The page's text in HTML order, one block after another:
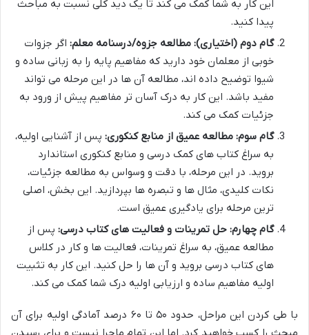
این کار به شما کمک می کند تا یک دید کلی نسبت به مباحث
پیدا کنید.
گام دوم (اختیاری): مطالعه جزوه/درسنامه معلم: اگر جزوات
خوبی از معلمان خود دارید که مفاهیم پایه را به زبانی ساده و
شیوا توضیح داده اند، مطالعه آن ها در این مرحله می تواند
مفید باشد. این کار به درک آسان تر مفاهیم پیش از ورود به
جزئیات کمک می کند.
گام سوم: مطالعه عمیق از منابع کنکوری: پس از آشنایی اولیه،
به سراغ کتاب های کمک درسی و منابع کنکوری استاندارد
بروید. در این مرحله، با دقت و وسواس به مطالعه جزئیات،
نکات کلیدی، مثال ها و تبصره ها بپردازید. این بخش، اصلی
ترین مرحله برای یادگیری عمیق است.
گام چهارم: حل تمرینات و فعالیت های کتاب درسی: پس از
مطالعه عمیق، به سراغ تمرینات، فعالیت ها و کار در کلاس
های کتاب درسی بروید و آن ها را حل کنید. این کار به تثبیت
اولیه مفاهیم ساده و ارزیابی اولیه درک شما کمک می کند.
با طی کردن این مراحل، حدود ۵۰ تا ۶۰ درصد آمادگی اولیه برای آن